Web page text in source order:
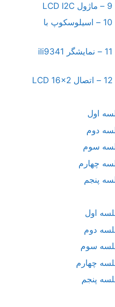
آموزش آردوینو جلسه 10 – اسیلوسکوپ با
آموزش آردوینو جلسه 11 – نمایشگر ili9341